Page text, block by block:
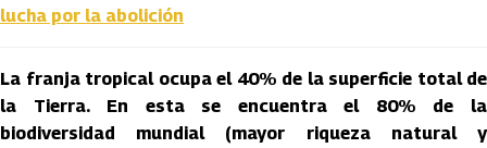
lucha por la abolición
La franja tropical ocupa el 40% de la superficie total de
la Tierra.
En esta se encuentra el 80% de la
biodiversidad mundial (mayor riqueza natural y